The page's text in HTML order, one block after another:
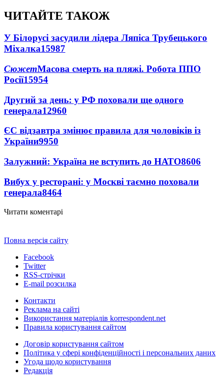
ЧИТАЙТЕ ТАКОЖ
У Білорусі засудили лідера Ляпіса Трубецького
Міхалка15987
СюжетМасова смерть на пляжі. Робота ППО
Росії15954
Другий за день: у РФ поховали ще одного
генерала12960
ЄС відзавтра змінює правила для чоловіків із
України9950
Залужний: Україна не вступить до НАТО8606
Вибух у ресторані: у Москві таємно поховали
генерала8464
Читати коментарі
Повна версія сайту
Facebook
Twitter
RSS-стрічки
E-mail розсилка
Контакти
Реклама на сайті
Використання матеріалів korrespondent.net
Правила користування сайтом
Договір користування сайтом
Політика у сфері конфіденційності і персональних даних
Угода щодо користування
Редакція